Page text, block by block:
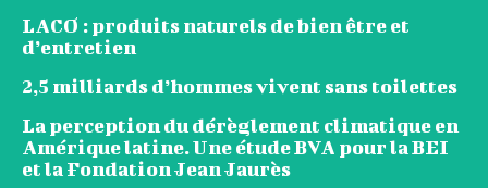
LACO : produits naturels de bien être et
d’entretien
2,5 milliards d’hommes vivent sans toilettes
La perception du dérèglement climatique en
Amérique latine. Une étude BVA pour la BEI
et la Fondation Jean Jaurès